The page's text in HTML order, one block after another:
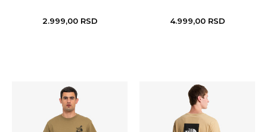
2.999,00 RSD 4.999,00 RSD